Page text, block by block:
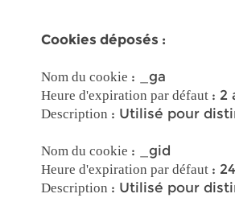
Cookies déposés :
Nom du cookie : _ga
Heure d'expiration par défaut : 2
Description : Utilisé pour
Nom du cookie : _gid
Heure d'expiration par défaut :
Description : Utilisé pour